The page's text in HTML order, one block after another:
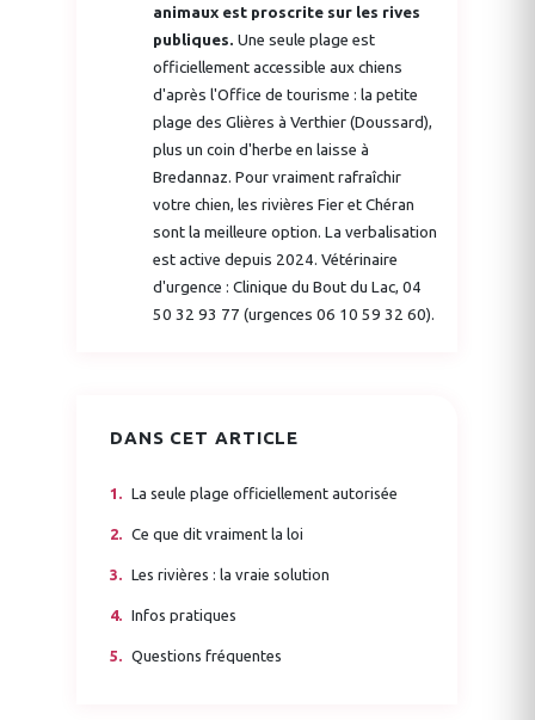
animaux est proscrite sur les rives
publiques. Une seule plage est
officiellement accessible aux chiens
d'après l'Office de tourisme : la petite
plage des Glières à Verthier (Doussard),
plus un coin d'herbe en laisse à
Bredannaz. Pour vraiment rafraîchir
votre chien, les rivières Fier et Chéran
sont la meilleure option. La verbalisation
est active depuis 2024. Vétérinaire
d'urgence : Clinique du Bout du Lac, 04
50 32 93 77 (urgences 06 10 59 32 60).
DANS CET ARTICLE
La seule plage officiellement autorisée
Ce que dit vraiment la loi
Les rivières : la vraie solution
Infos pratiques
Questions fréquentes